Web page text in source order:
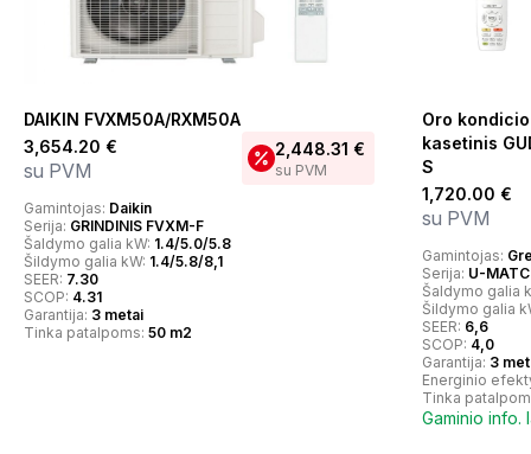
DAIKIN FVXM50A/RXM50A
3,654.20 €
su PVM
2,448.31 €
su PVM
Gamintojas: Daikin
Serija: GRINDINIS FVXM-F
Šaldymo galia kW: 1.4/5.0/5.8
Šildymo galia kW: 1.4/5.8/8,1
SEER: 7.30
SCOP: 4.31
Garantija: 3 metai
Tinka patalpoms: 50 m2
Oro
kasetinis
S
1,720.00 €
su PVM
Gamintojas:
Serija: U-
Šaldymo galia
Šildymo galia
SEER: 6,6
SCOP: 4,0
Garantija: 3
Energinio
Tinka
Gaminio info.